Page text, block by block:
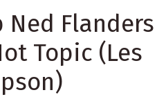
Ned Flanders
Topic (Les